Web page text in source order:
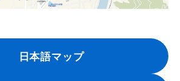
日本語マップ